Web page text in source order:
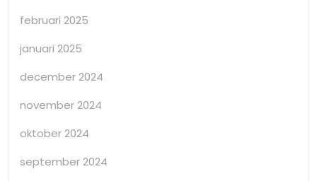
februari 2025
januari 2025
december 2024
november 2024
oktober 2024
september 2024